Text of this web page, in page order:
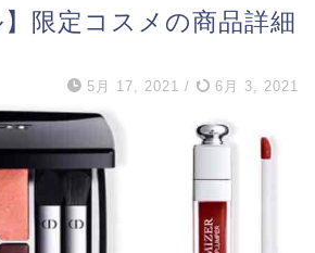
】限定コスメの商品詳細
5月 17, 2021 / 6月 3, 2021